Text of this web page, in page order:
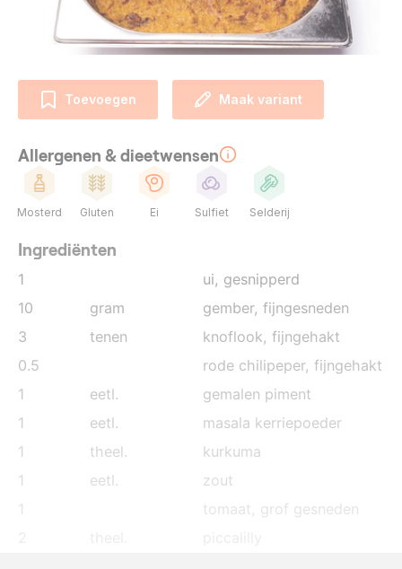
Toevoegen Maak variant
Allergenen & dieetwensen
Mosterd Gluten Ei Sulfiet Selderij
Ingrediënten
1 ui, gesnipperd
10
gram gember, fijngesneden
3
tenen knoflook, fijngehakt
0.5
rode chilipeper, fijngehakt
1
eetl.
gemalen piment
1
eetl.
masala kerriepoeder
1
theel.
kurkuma
1
eetl.
zout
1
tomaat
, grof gesneden